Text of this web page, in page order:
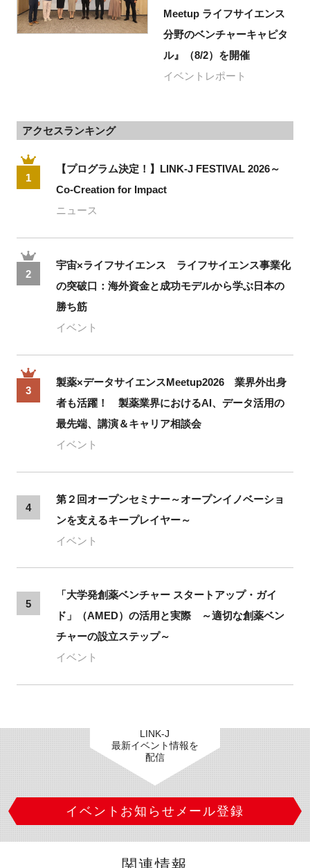
Meetup ライフサイエンス
分野のベンチャーキャピタ
ル』（8/2）を開催
イベントレポート
アクセスランキング
1
【プログラム決定！】LINK-J FESTIVAL 2026～
Co-Creation for Impact
ニュース
2
宇宙×ライフサイエンス ライフサイエンス事業化
の突破口：海外資金と成功モデルから学ぶ日本の
勝ち筋
イベント
3
製薬×データサイエンスMeetup2026 業界外出身
者も活躍！ 製薬業界におけるAI、データ活用の
最先端、講演＆キャリア相談会
イベント
4
第２回オープンセミナー～オープンイノベーショ
ンを支えるキープレイヤー～
イベント
5
「大学発創薬ベンチャー スタートアップ・ガイ
ド」（AMED）の活用と実際 ～適切な創薬ベン
チャーの設立ステップ～
イベント
LINK-J
最新イベント情報を
配信
イベントお知らせメール登録